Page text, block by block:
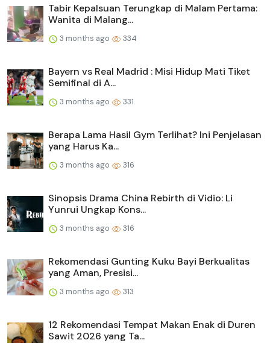
Tabir Kepalsuan Terungkap di Malam Pertama:
Wanita di Malang...
3 months ago 334
Bayern vs Real Madrid : Misi Hidup Mati Tiket
Semifinal di A...
3 months ago 331
Berapa Lama Hasil Gym Terlihat? Ini Penjelasan
yang Harus Ka...
3 months ago 316
Sinopsis Drama China Rebirth di Vidio: Li
Yunrui Ungkap Kons...
3 months ago 316
Rekomendasi Gunting Kuku Bayi Berkualitas
yang Aman, Presisi...
3 months ago 313
12 Rekomendasi Tempat Makan Enak di Duren
Sawit 2026 yang Ta...